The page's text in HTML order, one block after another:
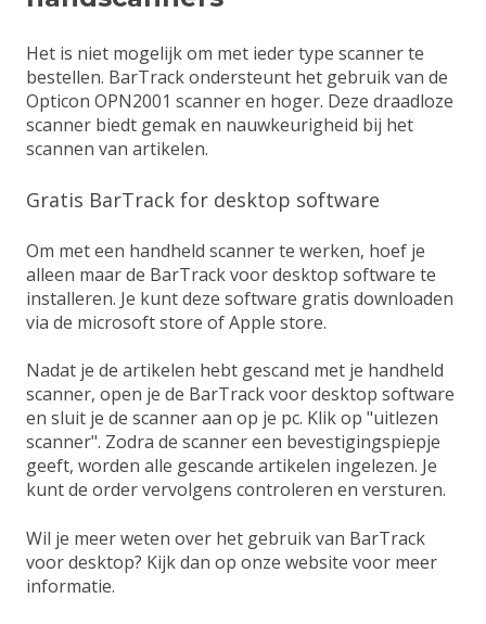
Het is niet mogelijk om met ieder type scanner te
bestellen. BarTrack ondersteunt het gebruik van de
Opticon OPN2001 scanner en hoger. Deze draadloze
scanner biedt gemak en nauwkeurigheid bij het
scannen van artikelen.
Gratis BarTrack for desktop software
Om met een handheld scanner te werken, hoef je
alleen maar de BarTrack voor desktop software te
installeren. Je kunt deze software gratis downloaden
via de microsoft store of Apple store.
Nadat je de artikelen hebt gescand met je handheld
scanner, open je de BarTrack voor desktop software
en sluit je de scanner aan op je pc. Klik op "uitlezen
scanner". Zodra de scanner een bevestigingspiepje
geeft, worden alle gescande artikelen ingelezen. Je
kunt de order vervolgens controleren en versturen.
Wil je meer weten over het gebruik van BarTrack
voor desktop? Kijk dan op onze website voor meer
informatie.